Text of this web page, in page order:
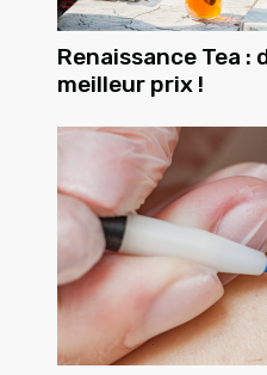
Renaissance Tea :
meilleur prix !